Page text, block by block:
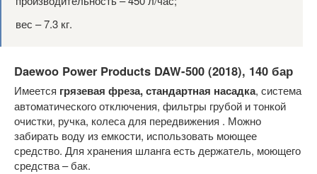
вес – 7.3 кг.
Daewoo Power Products DAW-500 (2018), 140 бар
Имеется грязевая фреза, стандартная насадка, система
автоматического отключения, фильтры грубой и тонкой
очистки, ручка, колеса для передвижения . Можно
забирать воду из емкости, использовать моющее
средство. Для хранения шланга есть держатель, моющего
средства – бак.